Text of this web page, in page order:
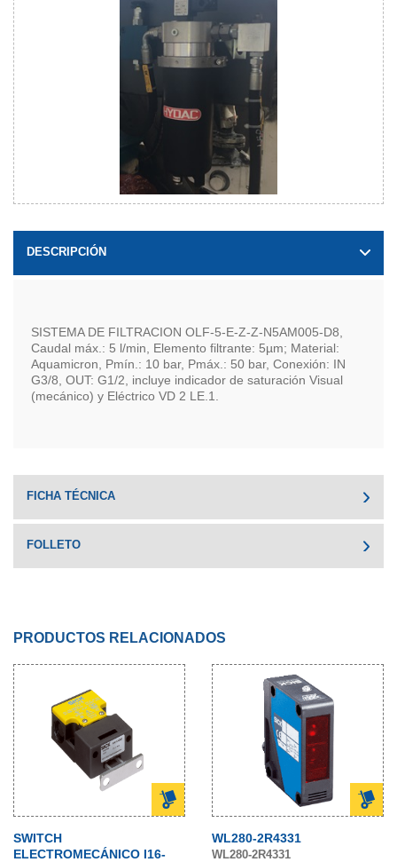
DESCRIPCIÓN
SISTEMA DE FILTRACION OLF-5-E-Z-Z-N5AM005-D8,
Caudal máx.: 5 l/min, Elemento filtrante: 5µm; Material:
Aquamicron, Pmín.: 10 bar, Pmáx.: 50 bar, Conexión: IN
G3/8, OUT: G1/2, incluye indicador de saturación Visual
(mecánico) y Eléctrico VD 2 LE.1.
FICHA TÉCNICA
FOLLETO
PRODUCTOS RELACIONADOS
SWITCH
ELECTROMECÁNICO I16-
WL280-2R4331
WL280-2R4331